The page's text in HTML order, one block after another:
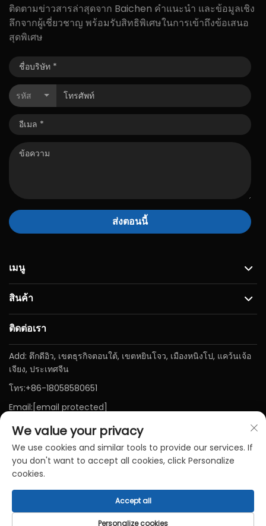
ติดตามข่าวสารล่าสุดจาก Baichen คำแนะนำ และข้อมูลเชิง
ลึกจากผู้เชี่ยวชาญ พร้อมรับสิทธิพิเศษในการเข้าถึงข้อเสนอ
สุดพิเศษ
รหัส
ส่งตอนนี้
เมนู
สินค้า
ติดต่อเรา
Add: ตึกดีอิว, เขตธุรกิจตอนใต้, เขตหยินโจว, เมืองหนิงโป, แคว้นเจ้อ
เจียง, ประเทศจีน
โทร:+86-18058580651
Email: [email protected]
ลิขสิทธิ์ © บริษัทNINGBO BAICHEN Medical Devices Co., LTD.
นโยบายความเป็นส่วนตัว
We value your privacy
We use cookies and similar tools to provide our services. If
you don't want to accept all cookies, click Personalize
cookies.
Personalize cookies
Accept all